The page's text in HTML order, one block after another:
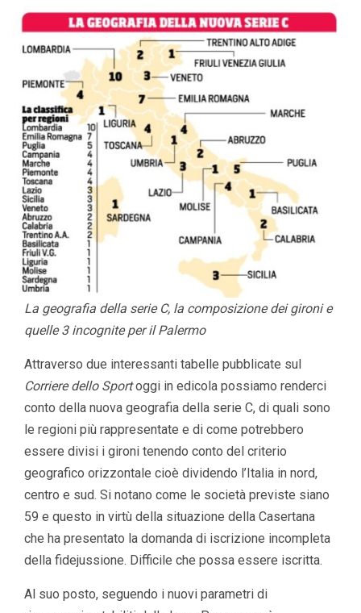
La geografia della serie C, la composizione dei gironi e
quelle 3 incognite per il Palermo
Attraverso due interessanti tabelle pubblicate sul
Corriere dello Sportoggi in edicola possiamo renderci
conto della nuova geografia della serie C, di quali sono
le regioni più rappresentate e di come potrebbero
essere divisi i gironi tenendo conto del criterio
geografico orizzontale cioè dividendo l’Italia in nord,
centro e sud. Si notano come le società previste siano
59 e questo in virtù della situazione della Casertana
che ha presentato la domanda di iscrizione incompleta
della fidejussione. Difficile che possa essere iscritta.
Al suo posto, seguendo i nuovi parametri di